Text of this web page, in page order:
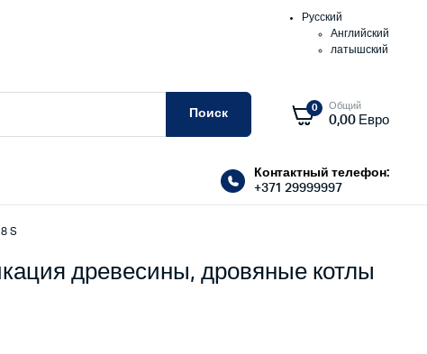
Русский
Английский
латышский
Поиск 0 Общий
0,00 Евро
Контактный телефон:
+371 29999997
S
древесины, дровяные котлы